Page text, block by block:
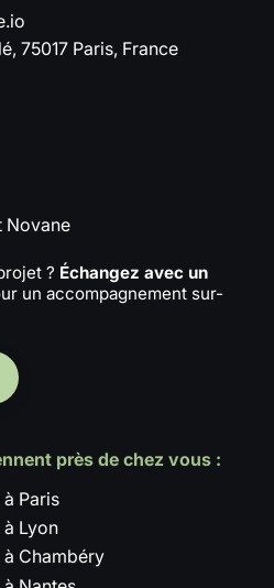
75017 Paris, France
Novane
? Échangez avec un
un accompagnement sur-
près de chez vous :
Paris
Lyon
Chambéry